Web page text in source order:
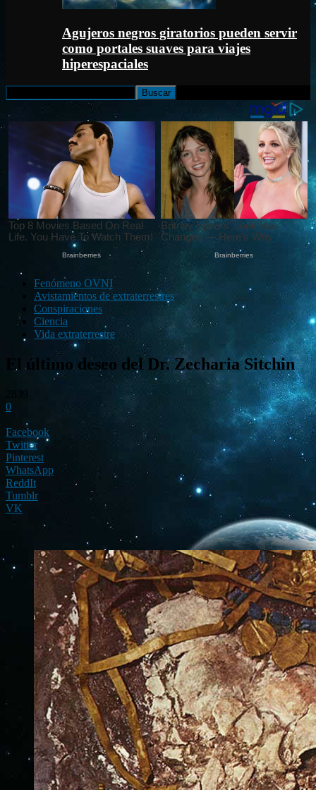
Agujeros negros giratorios pueden servir
como portales suaves para viajes
hiperespaciales
Fenómeno OVNI
Avistamientos de extraterrestres
Conspiraciones
Ciencia
Vida extraterrestre
El último deseo del Dr. Zecharia Sitchin
0
Facebook
Twitter
Pinterest
WhatsApp
ReddIt
Tumblr
VK